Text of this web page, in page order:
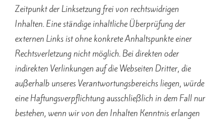
Zeitpunkt der Linksetzung frei von rechtswidrigen
Inhalten. Eine ständige inhaltliche Überprüfung der
externen Links ist ohne konkrete Anhaltspunkte einer
Rechtsverletzung nicht möglich. Bei direkten oder
indirekten Verlinkungen auf die Webseiten Dritter, die
außerhalb unseres Verantwortungsbereichs liegen, würde
eine Haftungsverpflichtung ausschließlich in dem Fall nur
bestehen, wenn wir von den Inhalten Kenntnis erlangen